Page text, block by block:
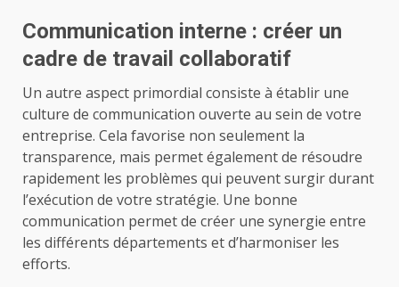
Communication interne : créer un
cadre de travail collaboratif
Un autre aspect primordial consiste à établir une
culture de communication ouverte au sein de votre
entreprise. Cela favorise non seulement la
transparence, mais permet également de résoudre
rapidement les problèmes qui peuvent surgir durant
l’exécution de votre stratégie. Une bonne
communication permet de créer une synergie entre
les différents départements et d’harmoniser les
efforts.